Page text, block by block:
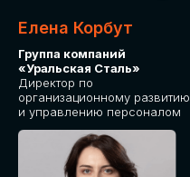
Елена Корбут
Группа компаний
«Уральская Сталь»
Директор по
организационному развитию
и управлению персоналом
СТАТЬ
СПИКЕРОМ